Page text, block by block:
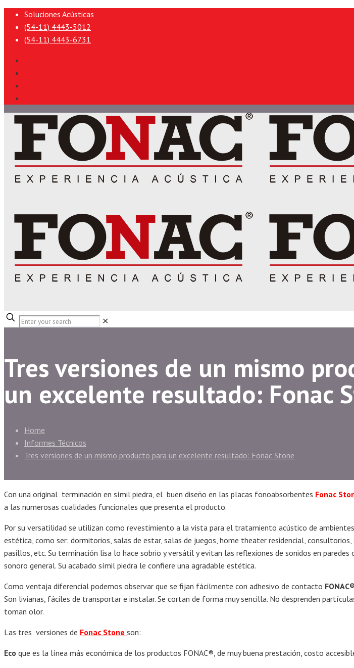
Soluciones Acústicas
(54-11) 4443-5012
(54-11) 4443-6731
✕
Tres versiones de un mismo
un excelente resultado: Fonac
Home
Informes Técnicos
Tres versiones de un mismo producto para un excelente resultado: Fonac Stone
Con una original terminación en símil piedra, el buen diseño en las placas fonoabsorbentes Fonac
a las numerosas cualidades funcionales que presenta el producto.
Por su versatilidad se utilizan como revestimiento a la vista para el tratamiento acústico de
estética, como ser: dormitorios, salas de estar, salas de juegos, home theater residencial, consultorios,
pasillos, etc. Su terminación lisa lo hace sobrio y versátil y evitan las reflexiones de sonidos en
sonoro general. Su acabado símil piedra le confiere una agradable estética.
Como ventaja diferencial podemos observar que se fijan fácilmente con adhesivo de contacto
Son livianas, fáciles de transportar e instalar. Se cortan de forma muy sencilla. No desprenden
toman olor.
Las tres versiones de Fonac Stone son:
Eco que es la línea más económica de los productos FONAC®, de muy buena prestación, costo